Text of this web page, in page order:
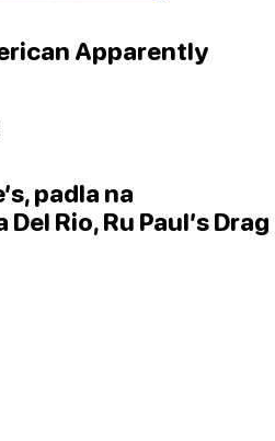
Apparently
padla na
Rio, Ru Paul’s Drag